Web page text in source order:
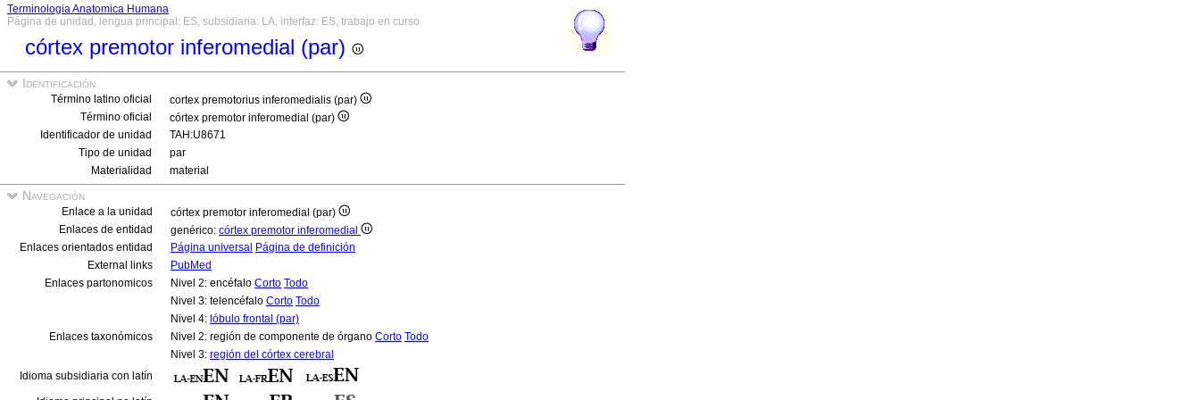
Terminologia Anatomica Humana
Página de unidad, lengua principal: ES, subsidiaria: LA, interfaz: ES, trabajo en curso
córtex premotor inferomedial (par)
Identificación
Término latino oficial
cortex premotorius inferomedialis (par)
Término oficial
córtex premotor inferomedial (par)
Identificador de unidad
TAH:U8671
Tipo de unidad
par
Materialidad
material
Navegación
Enlace a la unidad
córtex premotor inferomedial (par)
Enlaces de entidad
genérico: córtex premotor inferomedial
Enlaces orientados entidad
Página universal Página de definición
External links
PubMed
Enlaces partonomicos
Nivel 2: encéfalo Corto Todo
Nivel 3: telencéfalo Corto Todo
Nivel 4: lóbulo frontal (par)
Enlaces taxonómicos
Nivel 2: región de componente de órgano Corto Todo
Nivel 3: región del córtex cerebral
Idioma subsidiaria con latín